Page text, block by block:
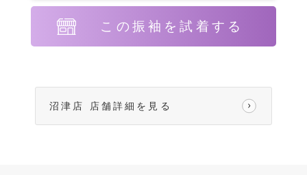
この振袖を試着する
沼津店 店舗詳細を見る